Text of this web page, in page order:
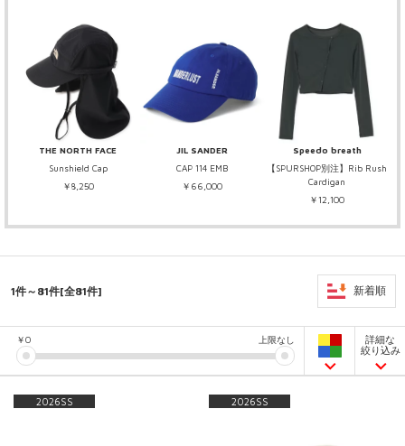
THE NORTH FACE
Sunshield Cap
￥8,250
JIL SANDER
CAP 114 EMB
￥66,000
Speedo breath
【SPURSHOP別注】Rib Rush
Cardigan
￥12,100
1件～81件[全81件] 新着順
￥0 上限なし
詳細な
絞り込み
2026SS 2026SS